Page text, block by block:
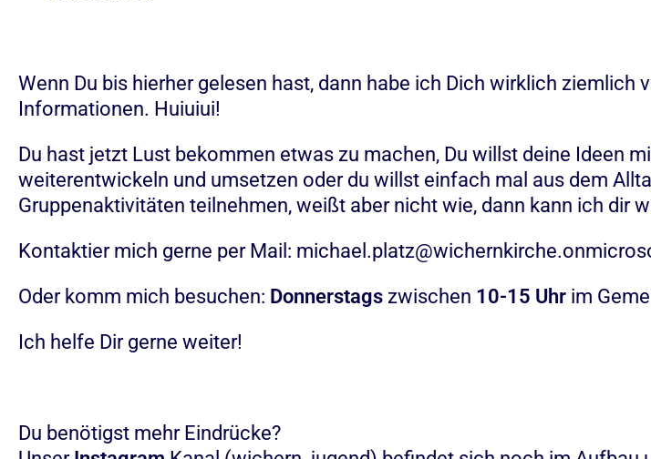
Wenn Du bis hierher gelesen hast, dann habe ich Dich wirklich ziemlich
Informationen. Huiuiui!
Du hast jetzt Lust bekommen etwas zu machen, Du willst deine Ideen
weiterentwickeln und umsetzen oder du willst einfach mal aus dem
Gruppenaktivitäten teilnehmen, weißt aber nicht wie, dann kann ich dir
Kontaktier mich gerne per Mail:
Oder komm mich besuchen: Donnerstags zwischen 10-15 Uhr im
Ich helfe Dir gerne weiter!
Du benötigst mehr Eindrücke?